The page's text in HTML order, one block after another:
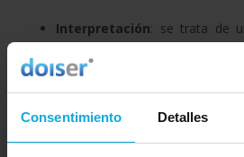
Consentimiento Detalles
Interpretación: se trata de
la disertación del ponente.
¿Cuáles son las
que puedes